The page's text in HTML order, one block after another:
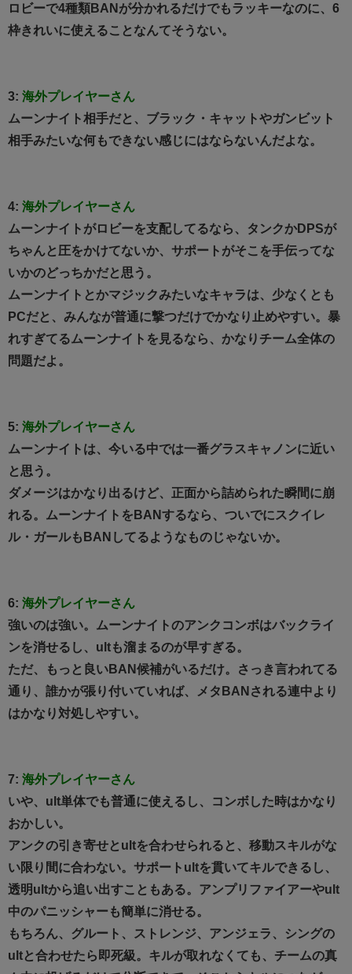
ロビーで4種類BANが分かれるだけでもラッキーなのに、6
枠きれいに使えることなんてそうない。
3: 海外プレイヤーさん
ムーンナイト相手だと、ブラック・キャットやガンビット
相手みたいな何もできない感じにはならないんだよな。
4: 海外プレイヤーさん
ムーンナイトがロビーを支配してるなら、タンクかDPSが
ちゃんと圧をかけてないか、サポートがそこを手伝ってな
いかのどっちかだと思う。
ムーンナイトとかマジックみたいなキャラは、少なくとも
PCだと、みんなが普通に撃つだけでかなり止めやすい。暴
れすぎてるムーンナイトを見るなら、かなりチーム全体の
問題だよ。
5: 海外プレイヤーさん
ムーンナイトは、今いる中では一番グラスキャノンに近い
と思う。
ダメージはかなり出るけど、正面から詰められた瞬間に崩
れる。ムーンナイトをBANするなら、ついでにスクイレ
ル・ガールもBANしてるようなものじゃないか。
6: 海外プレイヤーさん
強いのは強い。ムーンナイトのアンクコンボはバックライ
ンを消せるし、ultも溜まるのが早すぎる。
ただ、もっと良いBAN候補がいるだけ。さっき言われてる
通り、誰かが張り付いていれば、メタBANされる連中より
はかなり対処しやすい。
7: 海外プレイヤーさん
いや、ult単体でも普通に使えるし、コンボした時はかなり
おかしい。
アンクの引き寄せとultを合わせられると、移動スキルがな
い限り間に合わない。サポートultを貫いてキルできるし、
透明ultから追い出すこともある。アンプリファイアーやult
中のパニッシャーも簡単に消せる。
もちろん、グルート、ストレンジ、アンジェラ、シングの
ultと合わせたら即死級。キルが取れなくても、チームの真